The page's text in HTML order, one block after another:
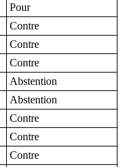
Pour
Contre
Contre
Contre
Abstention
Abstention
Contre
Contre
Contre